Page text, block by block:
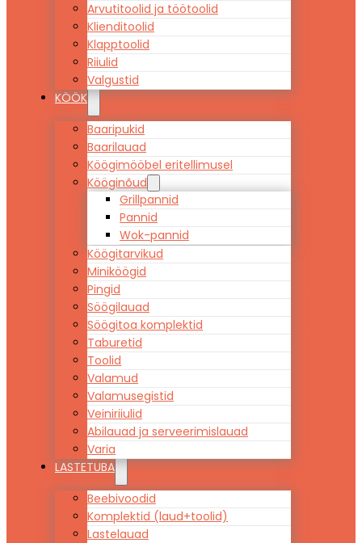
Arvutitoolid ja töötoolid
Klienditoolid
Klapptoolid
Riiulid
Valgustid
KÖÖK
Baaripukid
Baarilauad
Köögimööbel eritellimusel
Kööginõud
Grillpannid
Pannid
Wok-pannid
Köögitarvikud
Miniköögid
Pingid
Söögilauad
Söögitoa komplektid
Taburetid
Toolid
Valamud
Valamusegistid
Veiniriiulid
Abilauad ja serveerimislauad
Varia
LASTETUBA
Beebivoodid
Komplektid (laud+toolid)
Lastelauad